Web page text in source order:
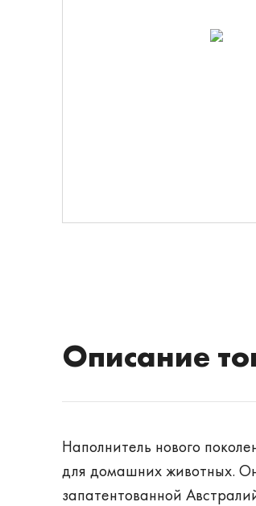
Описание
Наполнитель нового
для домашних животных. Он
запатентованной